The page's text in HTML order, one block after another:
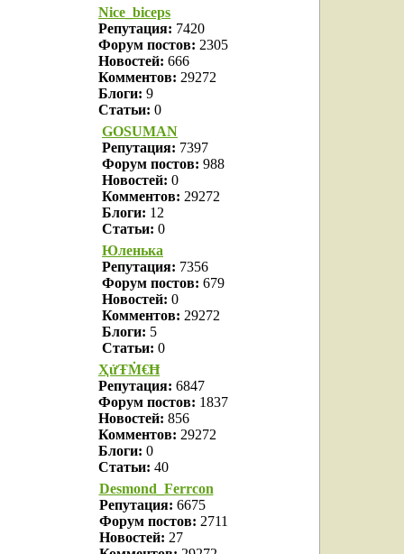
Nice_biceps
Репутация: 7420
Форум постов: 2305
Новостей: 666
Комментов: 29272
Блоги: 9
Статьи: 0
GOSUMAN
Репутация: 7397
Форум постов: 988
Новостей: 0
Комментов: 29272
Блоги: 12
Статьи: 0
Юленька
Репутация: 7356
Форум постов: 679
Новостей: 0
Комментов: 29272
Блоги: 5
Статьи: 0
ҲửŦṀ€Ħ
Репутация: 6847
Форум постов: 1837
Новостей: 856
Комментов: 29272
Блоги: 0
Статьи: 40
Desmond_Ferrcon
Репутация: 6675
Форум постов: 2711
Новостей: 27